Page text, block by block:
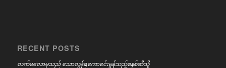
RECENT POSTS
လက်ဗလောမှသည် သောလွန်ရကောင်ေးမွန်သည့်စနစ်ဆီသို့